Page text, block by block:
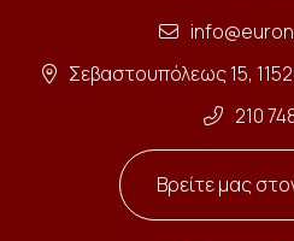
Σεβαστουπόλεως 15,
210
Βρείτε μας